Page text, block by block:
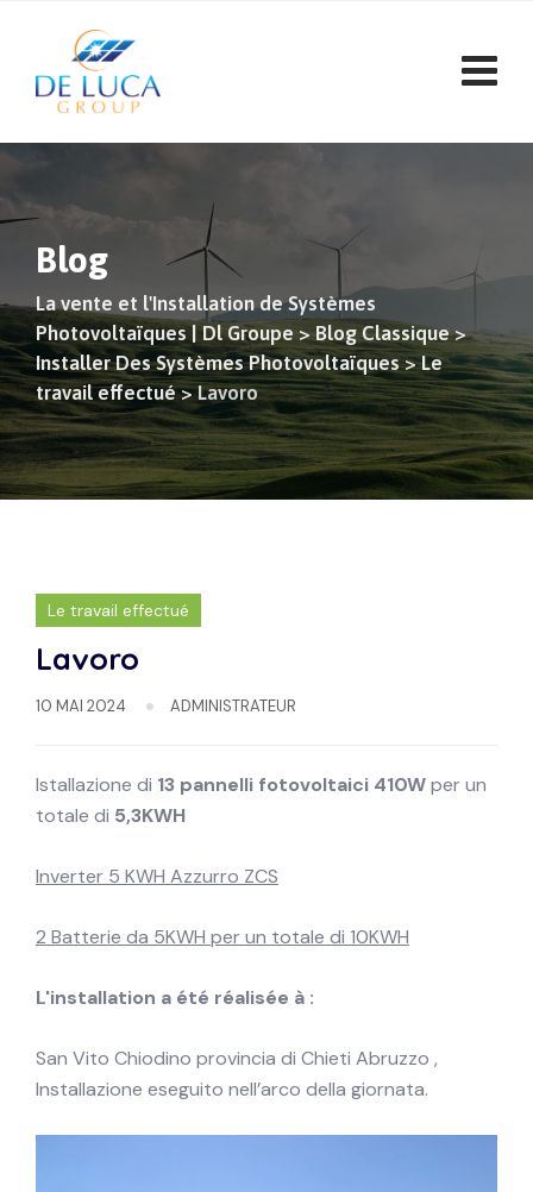
contenu
Blog
La vente et l'Installation de Systèmes
Photovoltaïques | Dl Groupe > Blog Classique>
Installer Des Systèmes Photovoltaïques>Le
travail effectué>Lavoro
Le travail effectué
Lavoro
10 MAI 2024 ADMINISTRATEUR
Istallazione di 13 pannelli fotovoltaici 410Wper un
totale di 5,3KWH
Inverter 5 KWH Azzurro ZCS
2 Batterie da 5KWH per un totale di 10KWH
L'installation a été réalisée à :
San Vito Chiodino provincia di Chieti Abruzzo ,
Installazione eseguito nell’arco della giornata.